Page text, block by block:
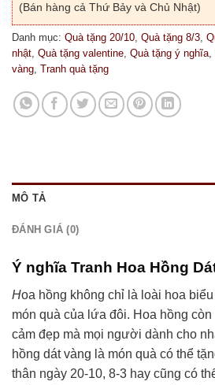
(Bán hàng cả Thứ Bảy và Chủ Nhật)
Danh mục: Quà tặng 20/10, Quà tặng 8/3,
nhật, Quà tặng valentine, Quà tặng ý nghĩa,
vàng, Tranh quà tặng
MÔ TẢ
ĐÁNH GIÁ (0)
Ý nghĩa Tranh Hoa Hồng
Hoa hồng không chỉ là loài hoa
món quà của lứa đôi. Hoa hồng
cảm đẹp mà mọi người dành cho
hồng dát vàng là món quà có thể
thân ngày 20-10, 8-3 hay cũng có